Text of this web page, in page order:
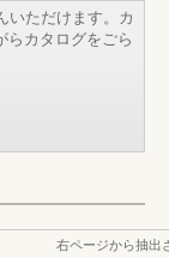
いただけます。カ
らカタログをごら
右ページから抽出